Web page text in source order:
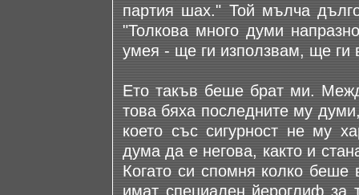
партия шах." Той мълча
"Толкова много думи
умея - ще ги използвам, ще ги
Ето такъв беше брат ми.
това бяха последните му
което със сигурност не му
дума да е негова, както и
Когато си спомня колко беше
имат специален йероглиф